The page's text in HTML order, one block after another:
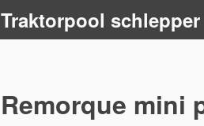
Traktorpool schlepper
Remorque mini